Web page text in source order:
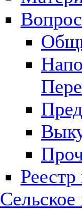
Сельское